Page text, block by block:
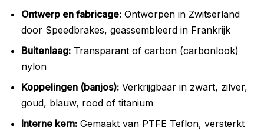
Ontwerp en fabricage:Ontworpen in Zwitserland
door Speedbrakes, geassembleerd in Frankrijk
Buitenlaag:Transparant of carbon (carbonlook)
nylon
Koppelingen (banjos):Verkrijgbaar in zwart, zilver,
goud, blauw, rood of titanium
Interne kern:Gemaakt van PTFE Teflon, versterkt